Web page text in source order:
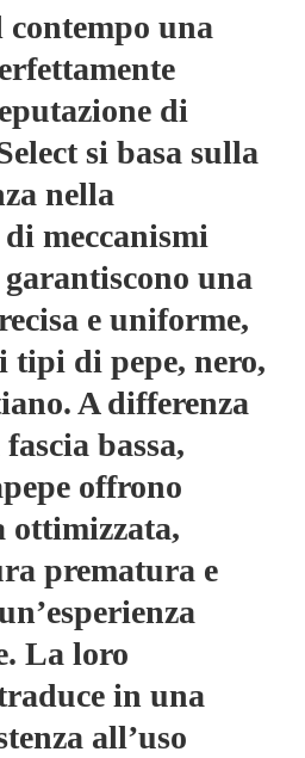
una
di
si basa sulla
nella
meccanismi
una
e uniforme,
tipi di pepe, nero,
A differenza
bassa,
offrono
ottimizzata,
prematura e
La loro
in una
all’uso